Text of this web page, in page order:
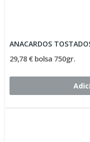
ANACARDOS
29,78 € bolsa 750gr.